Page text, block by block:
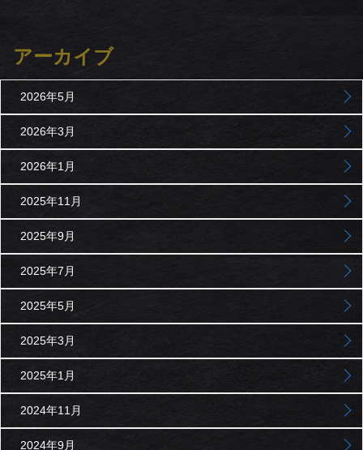
アーカイブ
2026年5月
2026年3月
2026年1月
2025年11月
2025年9月
2025年7月
2025年5月
2025年3月
2025年1月
2024年11月
2024年9月